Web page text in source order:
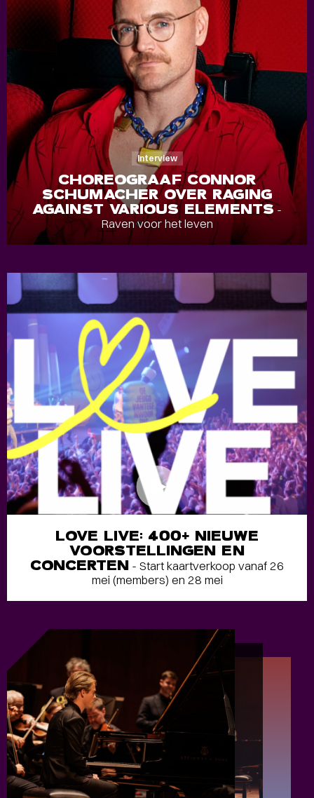
Interview
CHOREOGRAAF CONNOR
SCHUMACHER OVER RAGING
AGAINST VARIOUS ELEMENTS-
Raven voor het leven
LOVE LIVE: 400+ NIEUWE
VOORSTELLINGEN EN
CONCERTEN - Start kaartverkoop vanaf 26
mei (members) en 28 mei